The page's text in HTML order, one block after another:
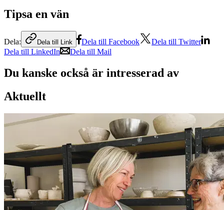
Tipsa en vän
Dela: Dela till Link Dela till Facebook
Dela till Twitter
Dela till LinkedIn
Dela till Mail
Du kanske också är intresserad av
Aktuellt